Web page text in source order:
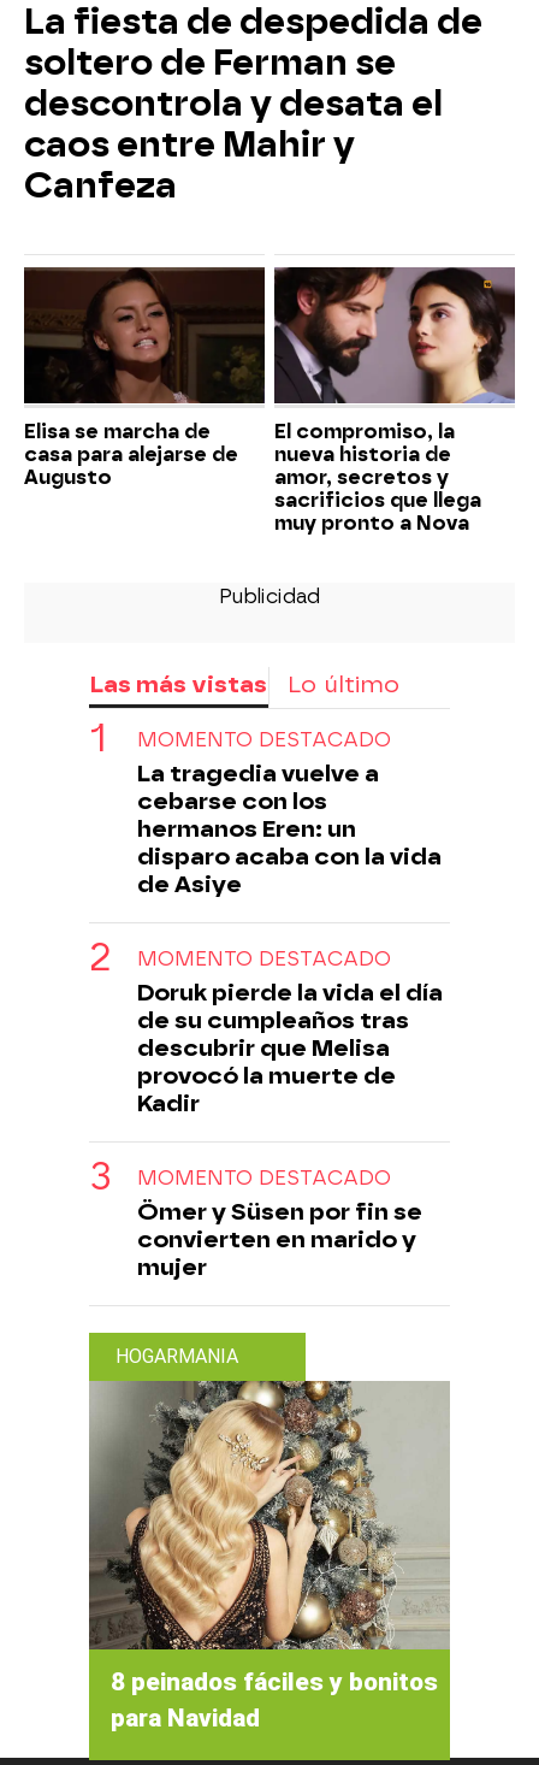
La fiesta de despedida de
soltero de Ferman se
descontrola y desata el
caos entre Mahir y
Canfeza
Elisa se marcha de
casa para alejarse de
Augusto
El compromiso, la
nueva historia de
amor, secretos y
sacrificios que llega
muy pronto a Nova
Las más vistas Lo último
MOMENTO DESTACADO
La tragedia vuelve a
cebarse con los
hermanos Eren: un
disparo acaba con la vida
de Asiye
MOMENTO DESTACADO
Doruk pierde la vida el día
de su cumpleaños tras
descubrir que Melisa
provocó la muerte de
Kadir
MOMENTO DESTACADO
Ömer y Süsen por fin se
convierten en marido y
mujer
HOGARMANIA
8 peinados fáciles y bonitos
para Navidad